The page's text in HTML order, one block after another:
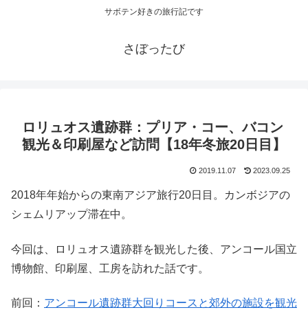
サボテン好きの旅行記です
さぼったび
ロリュオス遺跡群：プリア・コー、バコン
観光＆印刷屋など訪問【18年冬旅20日目】
2019.11.07 2023.09.25
2018年年始からの東南アジア旅行20日目。カンボジアの
シェムリアップ滞在中。
今回は、ロリュオス遺跡群を観光した後、アンコール国立
博物館、印刷屋、工房を訪れた話です。
前回： アンコール遺跡群大回りコースと郊外の施設を観光